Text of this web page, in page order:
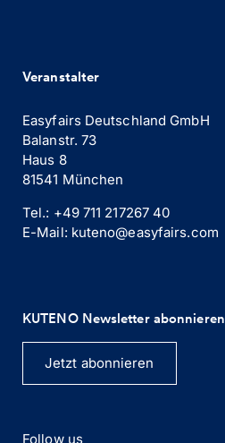
Veranstalter
Easyfairs Deutschland GmbH
Balanstr. 73
Haus 8
81541 München
Tel.: +49 711 217267 40
E-Mail: kuteno@easyfairs.com
KUTENO Newsletter abonnieren
Jetzt abonnieren
Follow us